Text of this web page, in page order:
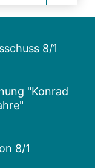
8/1
"Konrad
8/1